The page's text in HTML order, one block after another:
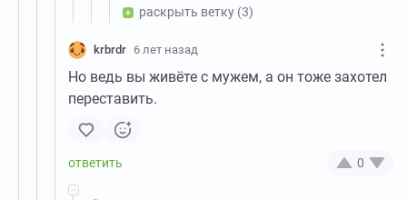
раскрыть ветку (3)
krbrdr 6 лет назад
Но ведь вы живёте с мужем, а он тоже захотел
переставить.
0